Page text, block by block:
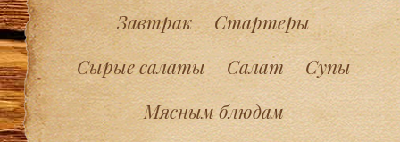
Завтрак
Стартеры
Сырые салаты
Салат
Супы
Мясным блюдам